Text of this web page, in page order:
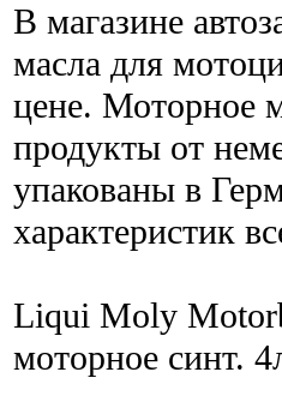
В магазине
масла для
цене. Моторное
продукты от
упакованы в
характеристик
Liqui Moly
моторное синт.